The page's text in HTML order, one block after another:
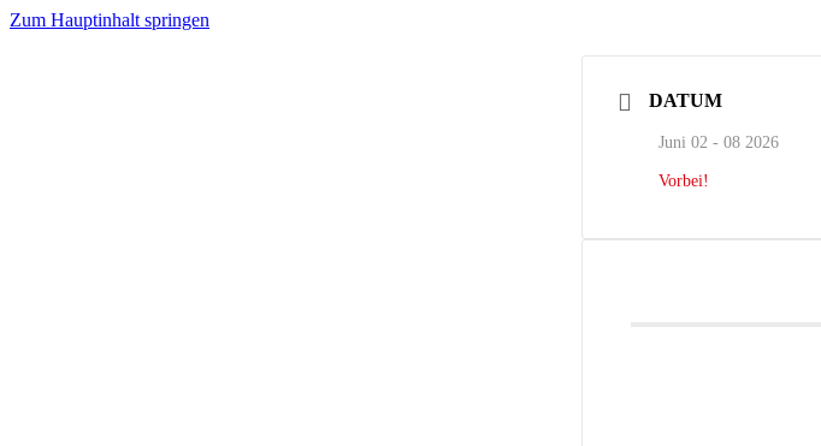
Zum Hauptinhalt springen
DATUM
Juni 02 - 08 2026
Vorbei!